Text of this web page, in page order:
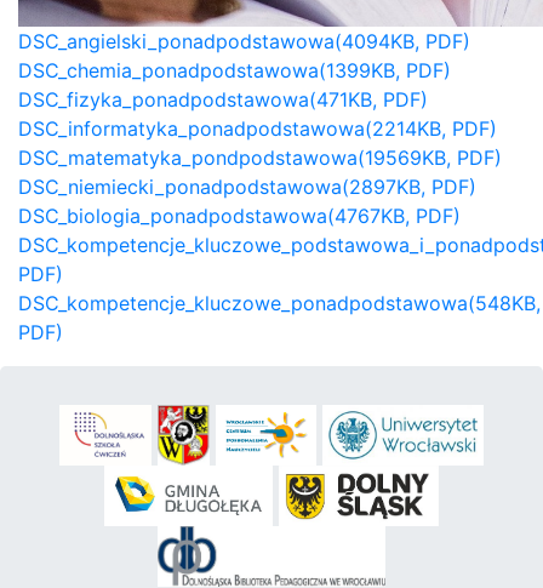
DSC_angielski_ponadpodstawowa(4094KB, PDF)
DSC_chemia_ponadpodstawowa(1399KB, PDF)
DSC_fizyka_ponadpodstawowa(471KB, PDF)
DSC_informatyka_ponadpodstawowa(2214KB, PDF)
DSC_matematyka_pondpodstawowa(19569KB, PDF)
DSC_niemiecki_ponadpodstawowa(2897KB, PDF)
DSC_biologia_ponadpodstawowa(4767KB, PDF)
PDF)
DSC_kompetencje_kluczowe_ponadpodstawowa(548KB,
PDF)